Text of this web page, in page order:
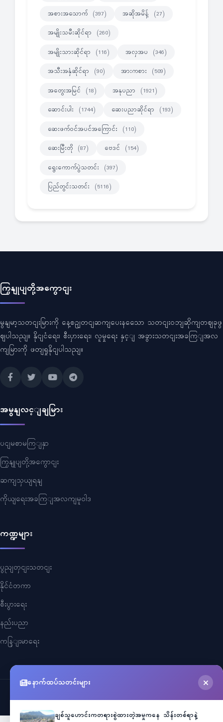
အစားအသောက် (397) အဆိုအမိန့် (27)
အမျိုးသမီးဆိုင်ရာ (260)
အမျိုးသားဆိုင်ရာ (116) အလှအပ (346)
အသီးအနှံဆိုင်ရာ (90) အားကစား (509)
အတွေးအမြင် (18) အနုပညာ (1921)
ဆောင်းပါး (1744) ဆေးပညာဆိုင်ရာ (193)
ဆေးဖက်ဝင်အပင်အကြောင်း (110)
ဆေးမြီးတို (87) ဗေဒင် (154)
ရွေးကောက်ပွဲသတင်း (397)
ပြည်တွင်းသတင်း (5116)
ကြှနျုပျတို့အကွောငျး
မွနျမာ့သတငျးမြားကို နေ့စဥျတငျဆကျပေးနသေော သတငျးဝဘျဆိုကျတဈခုဖွ
ဈပါသညျ။ နိုငျငံရေး၊ စီးပှားရေး၊ လူမှုရေး နှင့ျ အခွားသတငျးအခကြျအလ
ကျမြားကို ဖတျရှုနိုငျပါသညျ။
အမွနျလင့ျချမြား
ပငျမစာမကြျနှာ
ကြှနျုပျတို့အကွောငျး
ဆကျသှယျရနျ
ကိုယျရေးအခကြျအလကျမူဝါဒ
ကဏ္ဍများ
ပွညျတှငျးသတငျး
နိုင်ငံတကာ
စီးပွားရေး
နည်းပညာ
ကနြျးမာရေး
©2026Myanmar Cele News. All Rights Reserved.
နောက်ထပ်သတင်းများ
ချစ်သူဟောင်းကတရားစွဲထားတဲ့အမှုကနေ သိန်းတစ်ရာနဲ့